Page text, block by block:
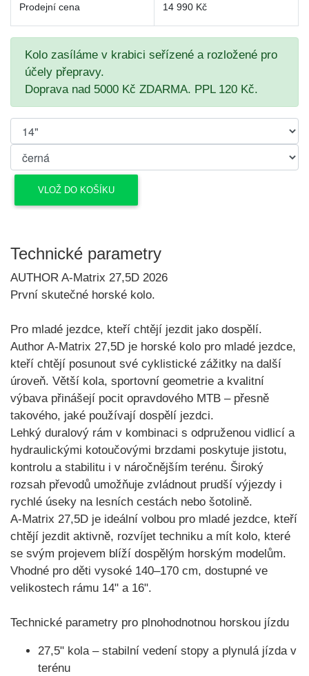
Prodejní cena 14 990 Kč
Kolo zasíláme v krabici seřízené a rozložené pro
účely přepravy.
Doprava nad 5000 Kč ZDARMA. PPL 120 Kč.
Technické parametry
AUTHOR A-Matrix 27,5D 2026
První skutečné horské kolo.
Pro mladé jezdce, kteří chtějí jezdit jako dospělí.
Author A-Matrix 27,5D je horské kolo pro mladé jezdce,
kteří chtějí posunout své cyklistické zážitky na další
úroveň. Větší kola, sportovní geometrie a kvalitní
výbava přinášejí pocit opravdového MTB – přesně
takového, jaké používají dospělí jezdci.
Lehký duralový rám v kombinaci s odpruženou vidlicí a
hydraulickými kotoučovými brzdami poskytuje jistotu,
kontrolu a stabilitu i v náročnějším terénu. Široký
rozsah převodů umožňuje zvládnout prudší výjezdy i
rychlé úseky na lesních cestách nebo šotolině.
A-Matrix 27,5D je ideální volbou pro mladé jezdce, kteří
chtějí jezdit aktivně, rozvíjet techniku a mít kolo, které
se svým projevem blíží dospělým horským modelům.
Vhodné pro děti vysoké 140–170 cm, dostupné ve
velikostech rámu 14" a 16".
Technické parametry pro plnohodnotnou horskou jízdu
27,5" kola– stabilní vedení stopy a plynulá jízda v
terénu